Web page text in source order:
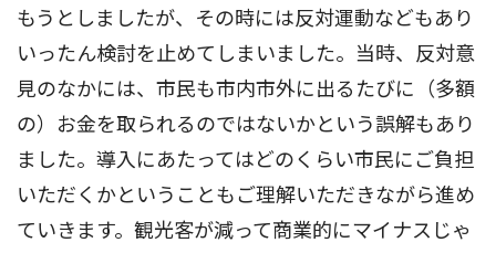
もうとしましたが、その時には反対運動などもあり
いったん検討を止めてしまいました。当時、反対意
見のなかには、市民も市内市外に出るたびに（多額
の）お金を取られるのではないかという誤解もあり
ました。導入にあたってはどのくらい市民にご負担
いただくかということもご理解いただきながら進め
ていきます。観光客が減って商業的にマイナスじゃ